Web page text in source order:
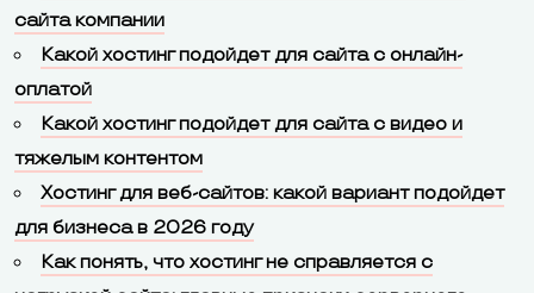
сайта компании
Какой хостинг подойдет для сайта с онлайн-
оплатой
Какой хостинг подойдет для сайта с видео и
тяжелым контентом
Хостинг для веб-сайтов: какой вариант подойдет
для бизнеса в 2026 году
Как понять, что хостинг не справляется с